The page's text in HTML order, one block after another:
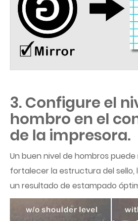
3. Configure el
hombro en el
de la impresora.
Un buen nivel de hombros
fortalecer la estructura del sello,
un resultado de estampado